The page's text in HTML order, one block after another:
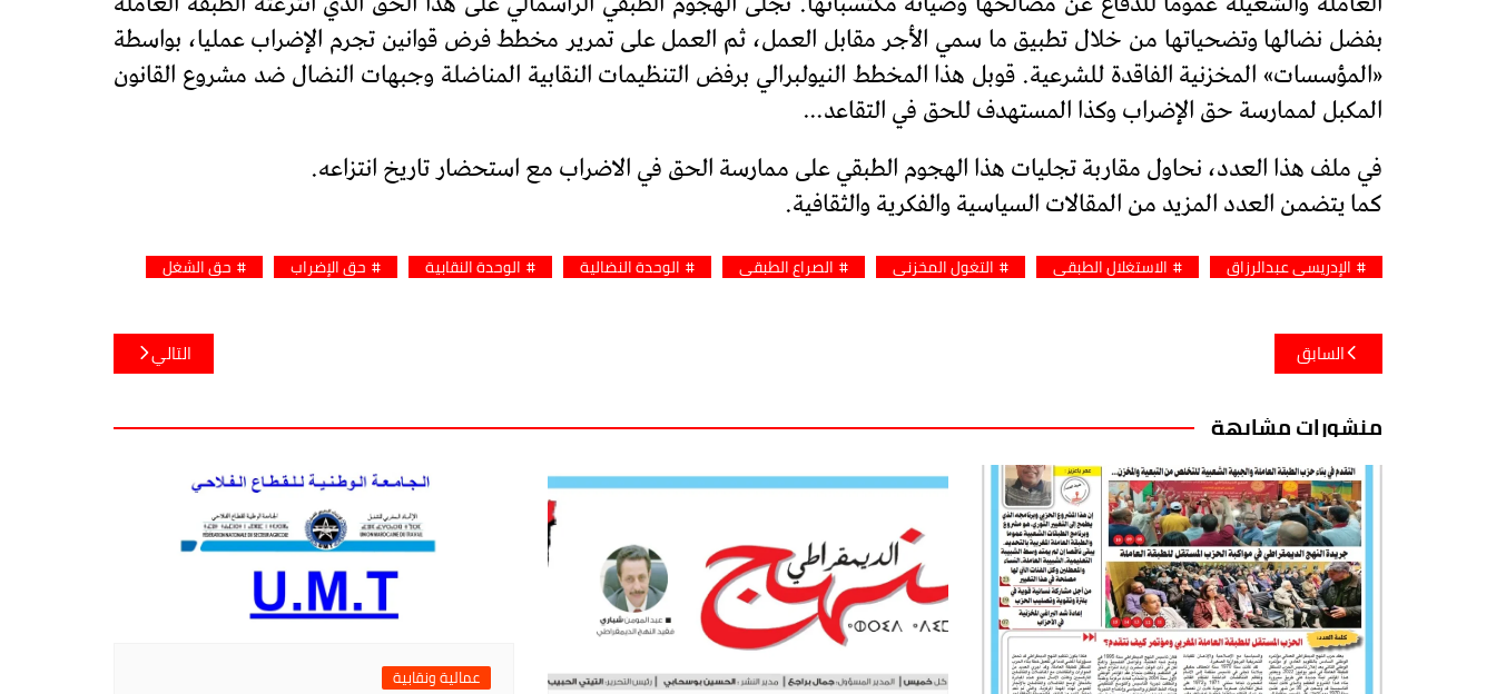
بفضل نضالها وتضحياتها من خلال تطبيق ما سمي الأجر مقابل العمل، ثم العمل على تمرير مخطط فرض قوانين تجرم الإضراب عمليا، بواسطة
«المؤسسات» المخزنية الفاقدة للشرعية. قوبل هذا المخطط النيولبرالي برفض التنظيمات النقابية المناضلة وجبهات النضال ضد مشروع القانون
المكبل لممارسة حق الإضراب وكذا المستهدف للحق في التقاعد…
في ملف هذا العدد، نحاول مقاربة تجليات هذا الهجوم الطبقي على ممارسة الحق في الاضراب مع استحضار تاريخ انتزاعه.
كما يتضمن العدد المزيد من المقالات السياسية والفكرية والثقافية.
الإدريسي عبدالرزاق الاستغلال الطبقي التغول المخزني الصراع الطبقي الوحدة النضالية الوحدة النقابية حق الإضراب حق الشغل
تصفّح
المقالات
السابق التالي
منشورات مشابهة
عمالية ونقابية